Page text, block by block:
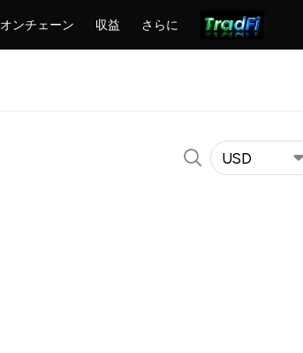
オンチェーン 収益 さらに
USD